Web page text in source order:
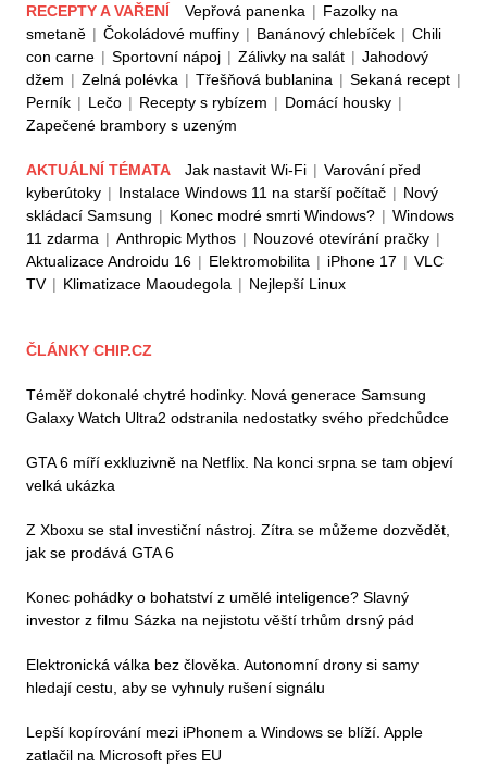
RECEPTY A VAŘENÍ Vepřová panenka | Fazolky na
smetaně | Čokoládové muffiny | Banánový chlebíček | Chili
con carne | Sportovní nápoj | Zálivky na salát | Jahodový
džem | Zelná polévka | Třešňová bublanina | Sekaná recept |
Perník | Lečo | Recepty s rybízem | Domácí housky |
Zapečené brambory s uzeným
AKTUÁLNÍ TÉMATA Jak nastavit Wi-Fi | Varování před
kyberútoky | Instalace Windows 11 na starší počítač | Nový
skládací Samsung | Konec modré smrti Windows? | Windows
11 zdarma | Anthropic Mythos | Nouzové otevírání pračky |
Aktualizace Androidu 16 | Elektromobilita | iPhone 17 | VLC
TV | Klimatizace Maoudegola | Nejlepší Linux
ČLÁNKY CHIP.CZ
Téměř dokonalé chytré hodinky. Nová generace Samsung
Galaxy Watch Ultra2 odstranila nedostatky svého předchůdce
GTA 6 míří exkluzivně na Netflix. Na konci srpna se tam objeví
velká ukázka
Z Xboxu se stal investiční nástroj. Zítra se můžeme dozvědět,
jak se prodává GTA 6
Konec pohádky o bohatství z umělé inteligence? Slavný
investor z filmu Sázka na nejistotu věští trhům drsný pád
Elektronická válka bez člověka. Autonomní drony si samy
hledají cestu, aby se vyhnuly rušení signálu
Lepší kopírování mezi iPhonem a Windows se blíží. Apple
zatlačil na Microsoft přes EU